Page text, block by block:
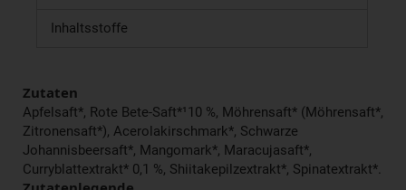
Inhaltsstoffe
Zutaten
Apfelsaft*, Rote Bete-Saft*¹10 %, Möhrensaft* (Möhrensaft*,
Zitronensaft*), Acerolakirschmark*, Schwarze
Johannisbeersaft*, Mangomark*, Maracujasaft*,
Curryblattextrakt* 0,1 %, Shiitakepilzextrakt*, Spinatextrakt*.